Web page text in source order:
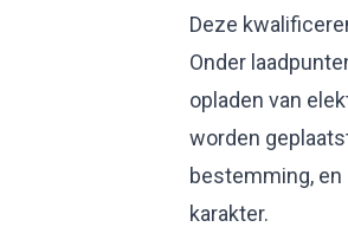
Deze
Onder
opladen van
worden
bestemming,
karakter.